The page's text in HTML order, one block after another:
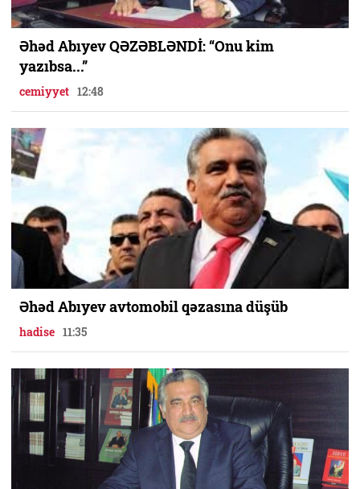
Əhəd Abıyev QƏZƏBLƏNDİ: “Onu kim
yazıbsa...”
cemiyyet 12:48
Əhəd Abıyev avtomobil qəzasına düşüb
hadise 11:35